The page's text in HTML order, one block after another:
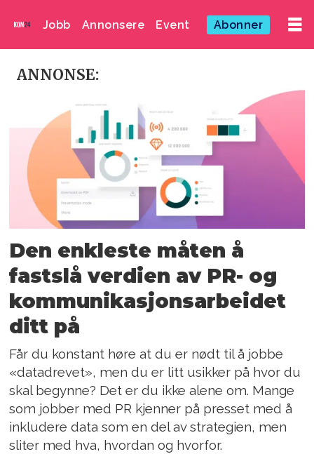
Jobb Annonsere Event Abonner
Emne:
mynewsdesk
ANNONSE:
Den enkleste måten å
fastslå verdien av PR- og
kommunikasjonsarbeidet
ditt på
Får du konstant høre at du er nødt til å jobbe
«datadrevet», men du er litt usikker på hvor du
skal begynne? Det er du ikke alene om. Mange
som jobber med PR kjenner på presset med å
inkludere data som en del av strategien, men
sliter med hva, hvordan og hvorfor.